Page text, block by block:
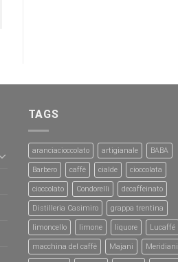
TAGS
aranciacioccolato artigianale BABA
Barbero caffè cialde cioccolata
cioccolato Condorelli decaffeinato
Distilleria Casimiro grappa trentina
limoncello limone liquore Lucaffé
macchina del caffè Majani Meridiani